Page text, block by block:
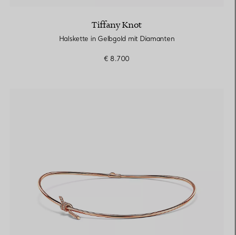
Tiffany Knot
Halskette in Gelbgold mit Diamanten
€ 8.700